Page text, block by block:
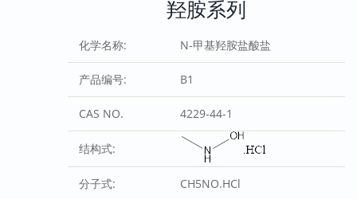
羟胺系列
化学名称: N-甲基羟胺盐酸盐
产品编号: B1
CAS NO. 4229-44-1
结构式:
分子式: CH5NO.HCl